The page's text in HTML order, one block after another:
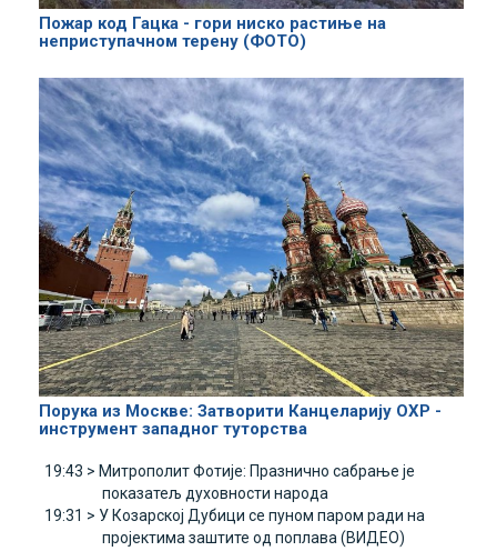
Пожар код Гацка - гори ниско растиње на
неприступачном терену (ФОТО)
Порука из Москве: Затворити Канцеларију ОХР -
инструмент западног туторства
19:43 > Митрополит Фотије: Празнично сабрање је
показатељ духовности народа
19:31 > У Козарској Дубици се пуном паром ради на
пројектима заштите од поплава (ВИДЕО)